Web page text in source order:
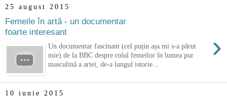
25 august 2015
Femeile în artă - un documentar
foarte interesant
›
Un documentar fascinant (cel puțin așa mi s-a părut
mie) de la BBC despre rolul femeilor în lumea pur
masculină a artei, de-a lungul istorie...
10 iunie 2015